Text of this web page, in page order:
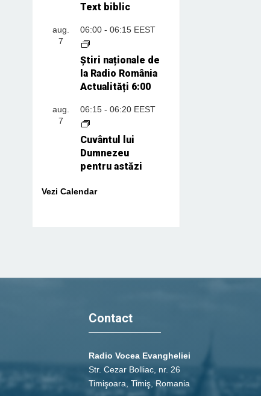
Text biblic
aug.
7
06:00- 06:15 EEST
Știri naționale de
la Radio România
Actualități 6:00
aug.
7
06:15- 06:20 EEST
Cuvântul lui
Dumnezeu
pentru astăzi
Vezi Calendar
Contact
Radio Vocea Evangheliei
Str. Cezar Bolliac, nr. 26
Timişoara, Timiş, Romania